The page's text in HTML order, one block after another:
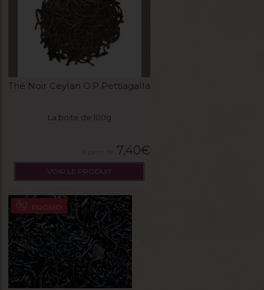
Thé Noir Ceylan O.P Pettiagalla
La boite de 100g
7,40€
VOIR LE PRODUIT
PROMO